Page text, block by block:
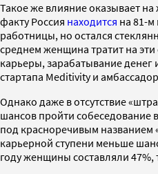
Такое же влияние оказывает
факту Россия находится на 81-
работницы, но остался
среднем женщина тратит на
карьеры, зарабатывание денег
стартапа Meditivity и
Однако даже в отсутствие
шансов пройти собеседование
под красноречивым названием
карьерной ступени меньше
году женщины составляли 47%,